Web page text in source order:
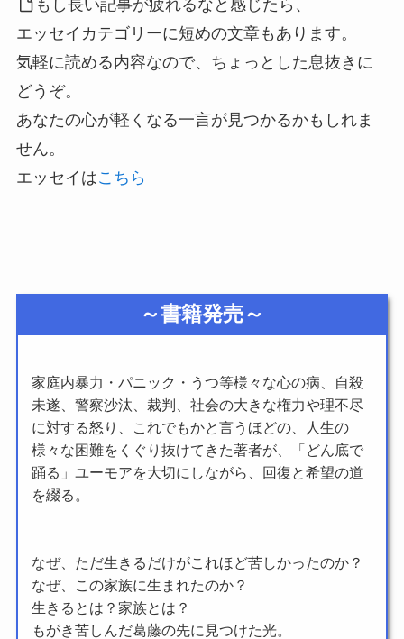
もし長い記事が疲れるなと感じたら、
エッセイカテゴリーに短めの文章もあります。
気軽に読める内容なので、ちょっとした息抜きに
どうぞ。
あなたの心が軽くなる一言が見つかるかもしれま
せん。
エッセイはこちら
～書籍発売～
家庭内暴力・パニック・うつ等様々な心の病、自殺
未遂、警察沙汰、裁判、社会の大きな権力や理不尽
に対する怒り、これでもかと言うほどの、人生の
様々な困難をくぐり抜けてきた著者が、「どん底で
踊る」ユーモアを大切にしながら、回復と希望の道
を綴る。
なぜ、ただ生きるだけがこれほど苦しかったのか？
なぜ、この家族に生まれたのか？
生きるとは？家族とは？
もがき苦しんだ葛藤の先に見つけた光。